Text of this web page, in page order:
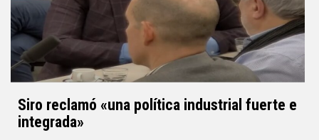
Siro reclamó «una política industrial fuerte e
integrada»